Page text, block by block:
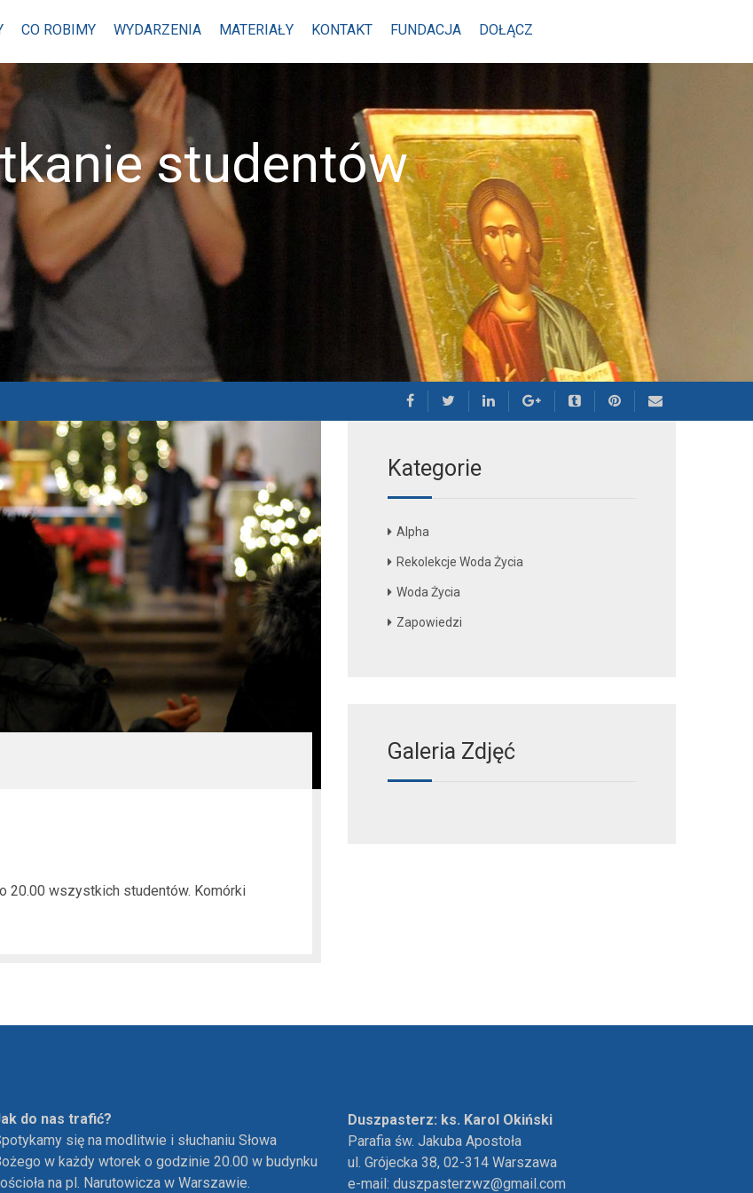
CO ROBIMY WYDARZENIA MATERIAŁY KONTAKT FUNDACJA DOŁĄCZ
studentów
20.00 wszystkich studentów. Komórki
Kategorie
Alpha
Rekolekcje Woda Życia
Woda Życia
Zapowiedzi
Galeria Zdjęć
do nas trafić?
się na modlitwie i słuchaniu Słowa
w każdy wtorek o godzinie 20.00 w budynku
na pl. Narutowicza w Warszawie.
Duszpasterz: ks. Karol Okiński
Parafia św. Jakuba Apostoła
ul. Grójecka 38, 02-314 Warszawa
e-mail: duszpasterzwz@gmail.com